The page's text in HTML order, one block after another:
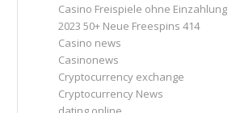
Casino Freispiele ohne Einzahlung
2023 50+ Neue Freespins 414
Casino news
Casinonews
Cryptocurrency exchange
Cryptocurrency News